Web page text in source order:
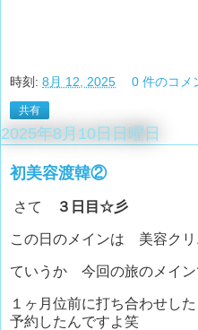
時刻: 8月 12, 2025 0 件のコメ
共有
2025年8月10日日曜日
初美容渡韓②
さて ３日目☆彡
この日のメインは 美容クリ
ていうか 今回の旅のメイ
１ヶ月位前に打ち合わせ
予約したんですよ笑